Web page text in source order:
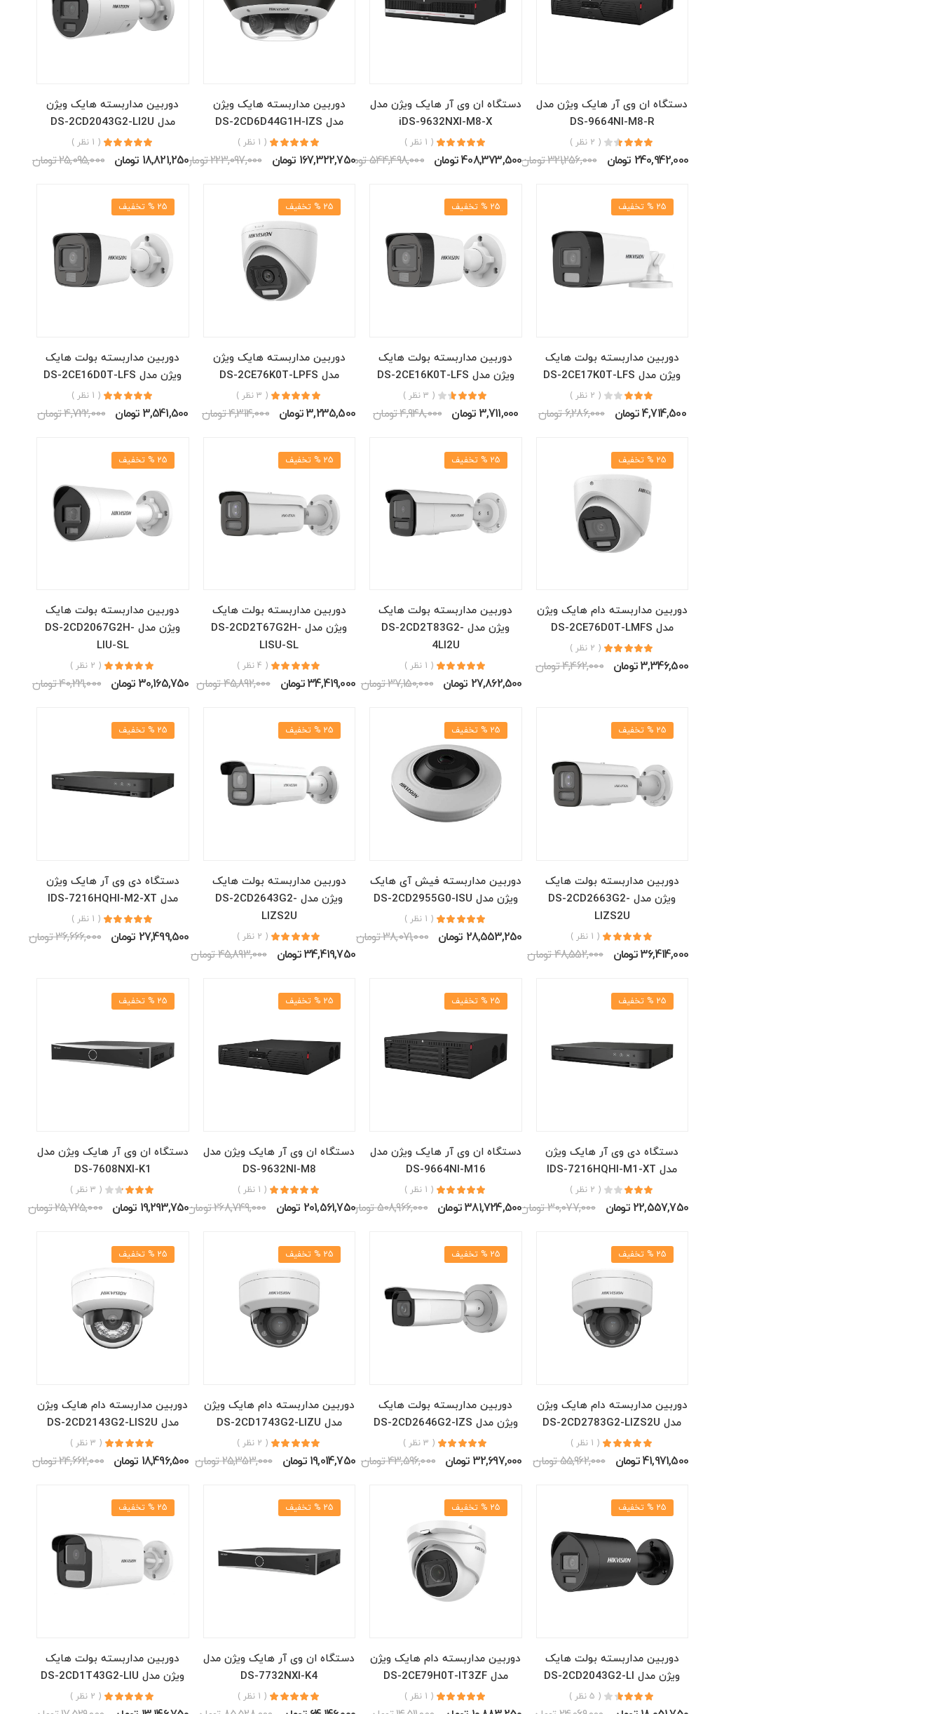
دستگاه ان وی آر هایک ویژن مدل
DS-9664NI-M8-R
( 2 نظر )
240,942,000 تومان 321,256,000 تومان
دستگاه ان وی آر هایک ویژن مدل
iDS-9632NXI-M8-X
( 1 نظر )
408,373,500 تومان 544,498,000 تومان
دوربین مداربسته هایک ویژن
مدل DS-2CD6D44G1H-IZS
( 1 نظر )
167,322,750 تومان 223,097,000 تومان
دوربین مداربسته هایک ویژن
مدل DS-2CD2043G2-LI2U
( 1 نظر )
18,821,250 تومان 25,095,000 تومان
25 % تخفیف
دوربین مداربسته بولت هایک
ویژن مدل DS-2CE17K0T-LFS
( 2 نظر )
4,714,500 تومان 6,286,000 تومان
25 % تخفیف
دوربین مداربسته بولت هایک
ویژن مدل DS-2CE16K0T-LFS
( 3 نظر )
3,711,000 تومان 4,948,000 تومان
25 % تخفیف
دوربین مداربسته هایک ویژن
مدل DS-2CE76K0T-LPFS
( 3 نظر )
3,235,500 تومان 4,314,000 تومان
25 % تخفیف
دوربین مداربسته بولت هایک
ویژن مدل DS-2CE16D0T-LFS
( 1 نظر )
3,541,500 تومان 4,722,000 تومان
25 % تخفیف
دوربین مداربسته دام هایک ویژن
مدل DS-2CE76D0T-LMFS
( 2 نظر )
3,346,500 تومان 4,462,000 تومان
25 % تخفیف
دوربین مداربسته بولت هایک
ویژن مدل DS-2CD2T83G2-
4LI2U
( 1 نظر )
27,862,500 تومان 37,150,000 تومان
25 % تخفیف
دوربین مداربسته بولت هایک
ویژن مدل DS-2CD2T67G2H-
LISU-SL
( 4 نظر )
34,419,000 تومان 45,892,000 تومان
25 % تخفیف
دوربین مداربسته بولت هایک
ویژن مدل DS-2CD2067G2H-
LIU-SL
( 2 نظر )
30,165,750 تومان 40,221,000 تومان
25 % تخفیف
دوربین مداربسته بولت هایک
ویژن مدل DS-2CD2663G2-
LIZS2U
( 1 نظر )
36,414,000 تومان 48,552,000 تومان
25 % تخفیف
دوربین مداربسته فیش آی هایک
ویژن مدل DS-2CD2955G0-ISU
( 1 نظر )
28,553,250 تومان 38,071,000 تومان
25 % تخفیف
دوربین مداربسته بولت هایک
ویژن مدل DS-2CD2643G2-
LIZS2U
( 2 نظر )
34,419,750 تومان 45,893,000 تومان
25 % تخفیف
دستگاه دی وی آر هایک ویژن
مدل IDS-7216HQHI-M2-XT
( 1 نظر )
27,499,500 تومان 36,666,000 تومان
25 % تخفیف
دستگاه دی وی آر هایک ویژن
مدل IDS-7216HQHI-M1-XT
( 2 نظر )
22,557,750 تومان 30,077,000 تومان
25 % تخفیف
دستگاه ان وی آر هایک ویژن مدل
DS-9664NI-M16
( 1 نظر )
381,724,500 تومان 508,966,000 تومان
25 % تخفیف
دستگاه ان وی آر هایک ویژن مدل
DS-9632NI-M8
( 1 نظر )
201,561,750 تومان 268,749,000 تومان
25 % تخفیف
دستگاه ان وی آر هایک ویژن مدل
DS-7608NXI-K1
( 3 نظر )
19,293,750 تومان 25,725,000 تومان
25 % تخفیف
دوربین مداربسته دام هایک ویژن
مدل DS-2CD2783G2-LIZS2U
( 1 نظر )
41,971,500 تومان 55,962,000 تومان
25 % تخفیف
دوربین مداربسته بولت هایک
ویژن مدل DS-2CD2646G2-IZS
( 3 نظر )
32,697,000 تومان 43,596,000 تومان
25 % تخفیف
دوربین مداربسته دام هایک ویژن
مدل DS-2CD1743G2-LIZU
( 2 نظر )
19,014,750 تومان 25,353,000 تومان
25 % تخفیف
دوربین مداربسته دام هایک ویژن
مدل DS-2CD2143G2-LIS2U
( 3 نظر )
18,496,500 تومان 24,662,000 تومان
25 % تخفیف
دوربین مداربسته بولت هایک
ویژن مدل DS-2CD2043G2-LI
( 5 نظر )
25 % تخفیف
دوربین مداربسته دام هایک ویژن
مدل DS-2CE79H0T-IT3ZF
( 1 نظر )
25 % تخفیف
دستگاه ان وی آر هایک ویژن مدل
DS-7732NXI-K4
( 1 نظر )
25 % تخفیف
دوربین مداربسته بولت هایک
ویژن مدل DS-2CD1T43G2-LIU
( 2 نظر )